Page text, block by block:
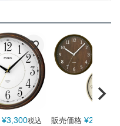
¥3,300税込 販売価格 ¥2,750